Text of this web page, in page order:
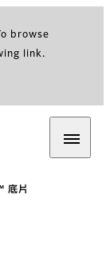
browse
link.
底片